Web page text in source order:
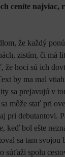
ceníte najviac,
že každý
zistím, či má
že hoci sú ich
by ma mal
sa prejavujú v
môže stať pri
pri debutantovi.
keď bol ešte
sa tam
súťaži spolu